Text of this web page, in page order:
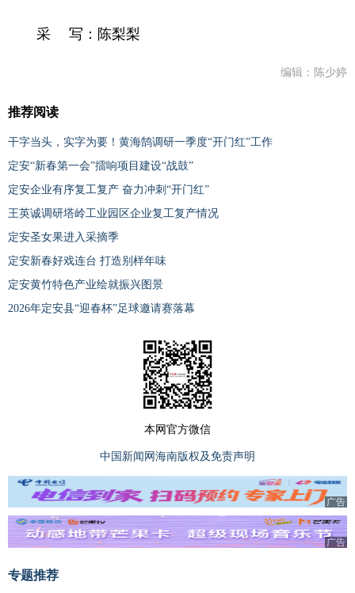
采 写：陈梨梨
编辑：陈少婷
推荐阅读
干字当头，实字为要！黄海鹄调研一季度“开门红”工作
定安“新春第一会”擂响项目建设“战鼓”
定安企业有序复工复产 奋力冲刺“开门红”
王英诚调研塔岭工业园区企业复工复产情况
定安圣女果进入采摘季
定安新春好戏连台 打造别样年味
定安黄竹特色产业绘就振兴图景
2026年定安县“迎春杯”足球邀请赛落幕
本网官方微信
中国新闻网海南版权及免责声明
广告
广告
专题推荐